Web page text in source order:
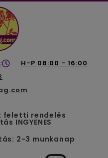
H-P 08:00 - 16:00
feletti rendelés
INGYENES
2-3 munkanap